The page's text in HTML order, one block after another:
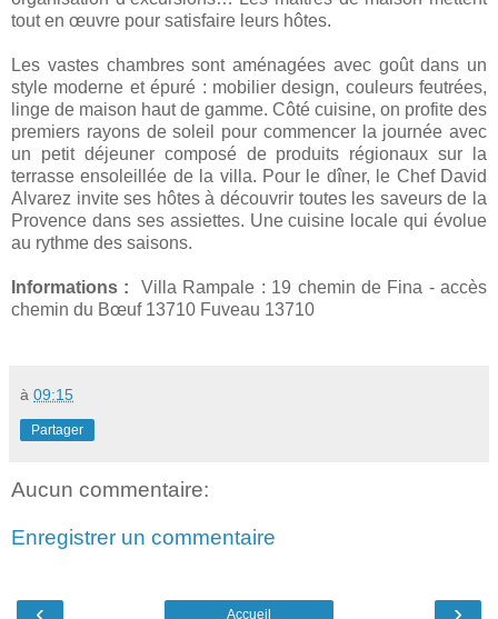
tout en œuvre pour satisfaire leurs hôtes.
Les vastes chambres sont aménagées avec goût dans un
style moderne et épuré : mobilier design, couleurs feutrées,
linge de maison haut de gamme. Côté cuisine, on profite des
premiers rayons de soleil pour commencer la journée avec
un petit déjeuner composé de produits régionaux sur la
terrasse ensoleillée de la villa. Pour le dîner, le Chef David
Alvarez invite ses hôtes à découvrir toutes les saveurs de la
Provence dans ses assiettes. Une cuisine locale qui évolue
au rythme des saisons.
Informations : Villa Rampale : 19 chemin de Fina - accès
chemin du Bœuf 13710 Fuveau 13710
à 09:15
Partager
Aucun commentaire:
Enregistrer un commentaire
‹ ›
Accueil